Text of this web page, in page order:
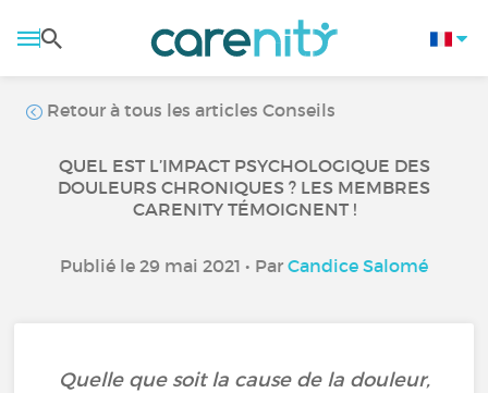
Retour à tous les articles Conseils
QUEL EST L’IMPACT PSYCHOLOGIQUE DES
DOULEURS CHRONIQUES ? LES MEMBRES
CARENITY TÉMOIGNENT !
Publié le 29 mai 2021 • Par Candice Salomé
Quelle que soit la cause de la douleur,